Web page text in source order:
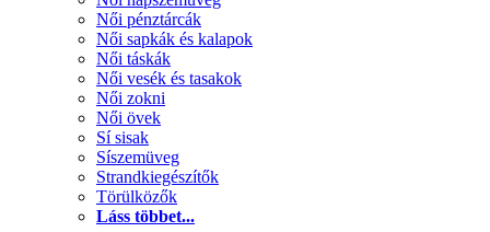
Női pénztárcák
Női sapkák és kalapok
Női táskák
Női vesék és tasakok
Női zokni
Női övek
Sí sisak
Síszemüveg
Strandkiegészítők
Törülközők
Láss többet...